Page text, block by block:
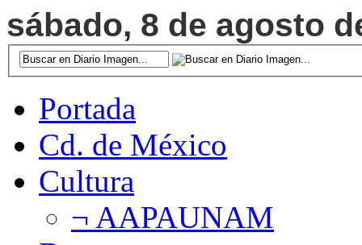
sábado, 8 de agosto
Portada
Cd. de México
Cultura
¬ AAPAUNAM